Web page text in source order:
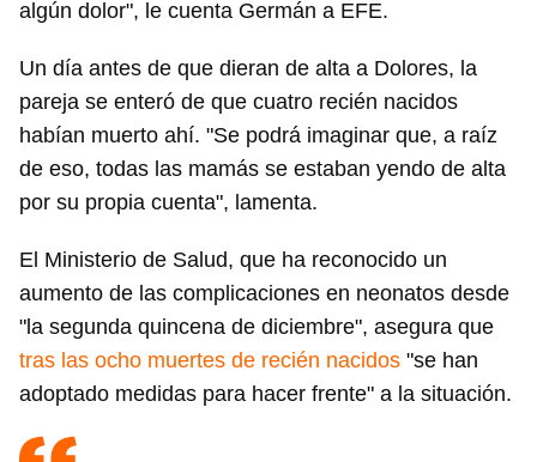
algún dolor", le cuenta Germán a EFE.
Un día antes de que dieran de alta a Dolores, la
pareja se enteró de que cuatro recién nacidos
habían muerto ahí. "Se podrá imaginar que, a raíz
de eso, todas las mamás se estaban yendo de alta
por su propia cuenta", lamenta.
El Ministerio de Salud, que ha reconocido un
aumento de las complicaciones en neonatos desde
"la segunda quincena de diciembre", asegura que
tras las ocho muertes de recién nacidos "se han
adoptado medidas para hacer frente" a la situación.